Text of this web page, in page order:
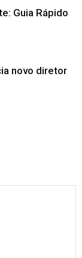
Guia Rápido
novo diretor